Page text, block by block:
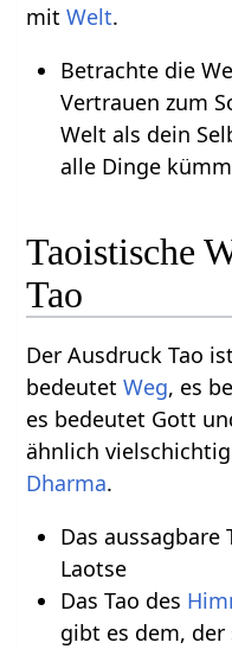
mitWelt.
Betrachte die
Vertrauen zum
Welt als dein
alle Dinge
Taoistische
Tao
Der Ausdruck Tao
bedeutetWeg, es
es bedeutet Gott
ähnlich
Dharma.
Das aussagbare
Laotse
Das Tao des
gibt es dem,